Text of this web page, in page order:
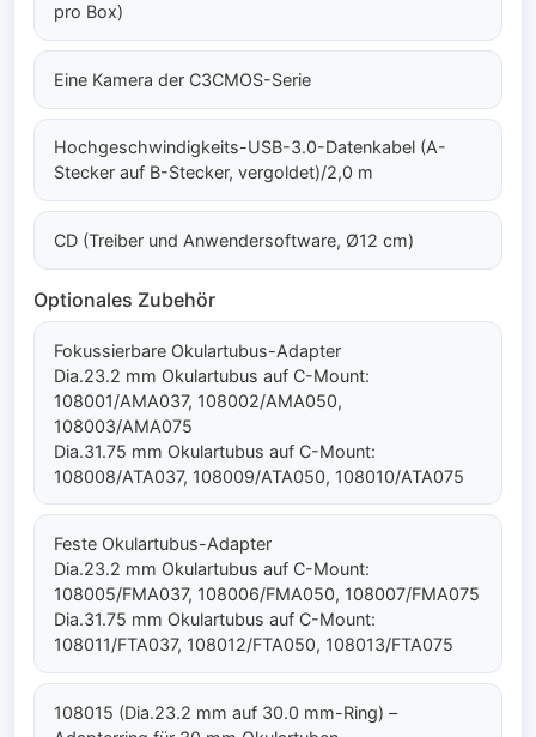
pro Box)
Eine Kamera der C3CMOS-Serie
Hochgeschwindigkeits-USB-3.0-Datenkabel (A-
Stecker auf B-Stecker, vergoldet)/2,0 m
CD (Treiber und Anwendersoftware, Ø12 cm)
Optionales Zubehör
Fokussierbare Okulartubus-Adapter
Dia.23.2 mm Okulartubus auf C-Mount:
108001/AMA037, 108002/AMA050,
108003/AMA075
Dia.31.75 mm Okulartubus auf C-Mount:
108008/ATA037, 108009/ATA050, 108010/ATA075
Feste Okulartubus-Adapter
Dia.23.2 mm Okulartubus auf C-Mount:
108005/FMA037, 108006/FMA050, 108007/FMA075
Dia.31.75 mm Okulartubus auf C-Mount:
108011/FTA037, 108012/FTA050, 108013/FTA075
108015 (Dia.23.2 mm auf 30.0 mm-Ring) –